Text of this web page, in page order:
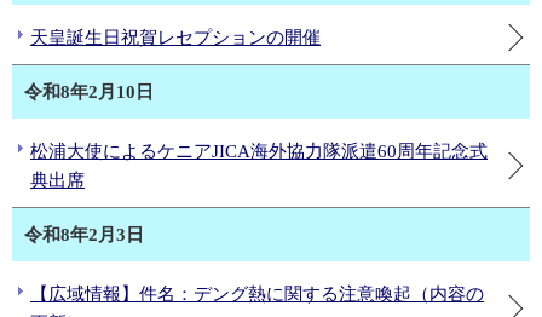
天皇誕生日祝賀レセプションの開催
令和8年2月10日
松浦大使によるケニアJICA海外協力隊派遣60周年記念式
典出席
令和8年2月3日
【広域情報】件名：デング熱に関する注意喚起（内容の